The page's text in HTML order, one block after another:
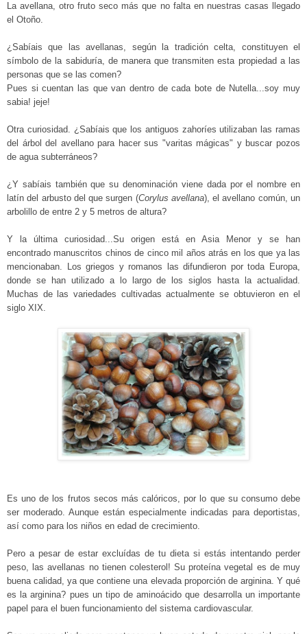
La avellana, otro fruto seco más que no falta en nuestras casas llegado
el Otoño.
¿Sabíais que las avellanas, según la tradición celta, constituyen el
símbolo de la sabiduría, de manera que transmiten esta propiedad a las
personas que se las comen?
Pues si cuentan las que van dentro de cada bote de Nutella...soy muy
sabia! jeje!
Otra curiosidad. ¿Sabíais que los antiguos zahoríes utilizaban las ramas
del árbol del avellano para hacer sus "varitas mágicas" y buscar pozos
de agua subterráneos?
¿Y sabíais también que su denominación viene dada por el nombre en
latín del arbusto del que surgen (Corylus avellana), el avellano común, un
arbolillo de entre 2 y 5 metros de altura?
Y la última curiosidad...Su origen está en Asia Menor y se han
encontrado manuscritos chinos de cinco mil años atrás en los que ya las
mencionaban. Los griegos y romanos las difundieron por toda Europa,
donde se han utilizado a lo largo de los siglos hasta la actualidad.
Muchas de las variedades cultivadas actualmente se obtuvieron en el
siglo XIX.
Es uno de los frutos secos más calóricos, por lo que su consumo debe
ser moderado. Aunque están especialmente indicadas para deportistas,
así como para los niños en edad de crecimiento.
Pero a pesar de estar excluídas de tu dieta si estás intentando perder
peso, las avellanas no tienen colesterol! Su proteína vegetal es de muy
buena calidad, ya que contiene una elevada proporción de arginina. Y qué
es la arginina? pues un tipo de aminoácido que desarrolla un importante
papel para el buen funcionamiento del sistema cardiovascular.